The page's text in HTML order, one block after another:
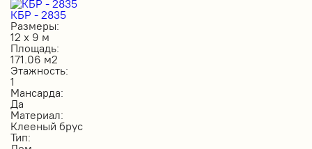
КБР - 2835
Размеры:
12 х 9 м
Площадь:
171.06 м2
Этажность:
1
Мансарда:
Да
Материал:
Клееный брус
Тип: